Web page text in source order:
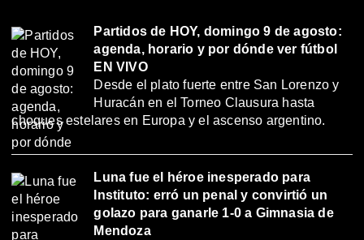
Partidos de HOY, domingo 9 de agosto:
agenda, horario y por dónde ver fútbol
EN VIVO
Desde el plato fuerte entre San Lorenzo y
Huracán en el Torneo Clausura hasta
choques estelares en Europa y el ascenso argentino.
Luna fue el héroe inesperado para
Instituto: erró un penal y convirtió un
golazo para ganarle 1-0 a Gimnasia de
Mendoza